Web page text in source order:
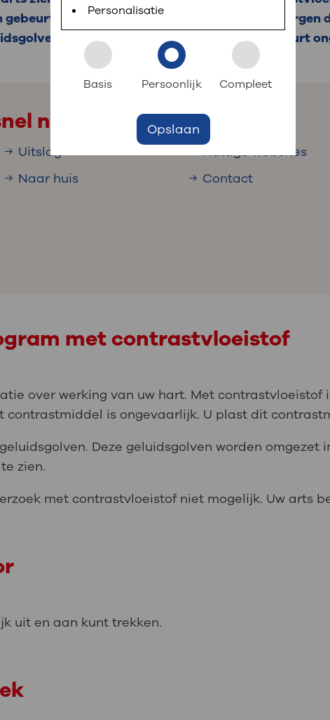
aan OLVG
in OLVG
OLVG
digitaal kunt regelen. Met MijnOLVG kunnen
via geluidsgolven. De geluidsgolven
zijn niet schadelijk. Het onderzoek duurt
naar
Uitslag
Naar huis
Nuttige websites
Contact
met contrastvloeistof
over werking van uw hart. Met contrastvloeistof
contrastmiddel is ongevaarlijk. U plast dit
Deze geluidsgolven worden omgezet
zien.
met contrastvloeistof niet mogelijk. Uw arts
uit en aan kunt trekken.
Personalisatie
Basis Persoonlijk Compleet
Opslaan